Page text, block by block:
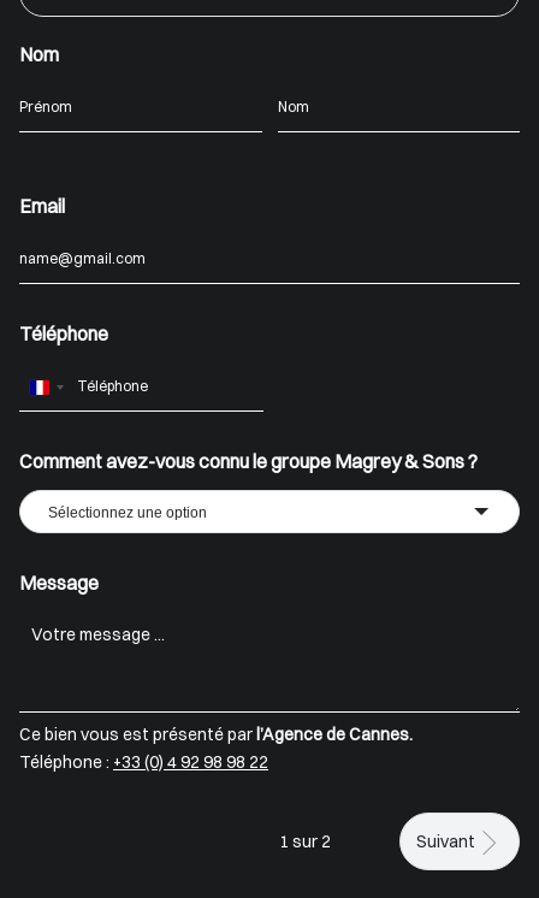
Nom
Email
Téléphone
France
Comment avez-vous connu le groupe Magrey & Sons ?
Sélectionnez une option
Message
Ce bien vous est présenté par l’Agence de Cannes.
Téléphone : +33 (0) 4 92 98 98 22
1 sur 2 Suivant